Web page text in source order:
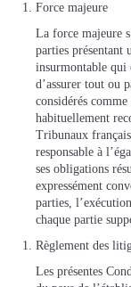
Force majeure
La force majeure
parties présentant
insurmontable qui
d’assurer tout ou
considérés
habituellement
Tribunaux
responsable à
ses obligations
expressément
parties,
chaque partie
Règlement des
Les présentes